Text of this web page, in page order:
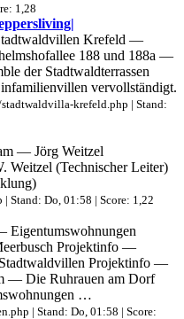
1,28
Krefeld —
188 und 188a —
der Stadtwaldterrassen
vervollständigt.
krefeld.php | Stand:
— Jörg Weitzel
Weitzel (Technischer Leiter)
Stand: Do, 01:58 | Score: 1,22
Eigentumswohnungen
Projektinfo —
Projektinfo —
— Die Ruhrauen am Dorf
…
| Stand: Do, 01:58 | Score: